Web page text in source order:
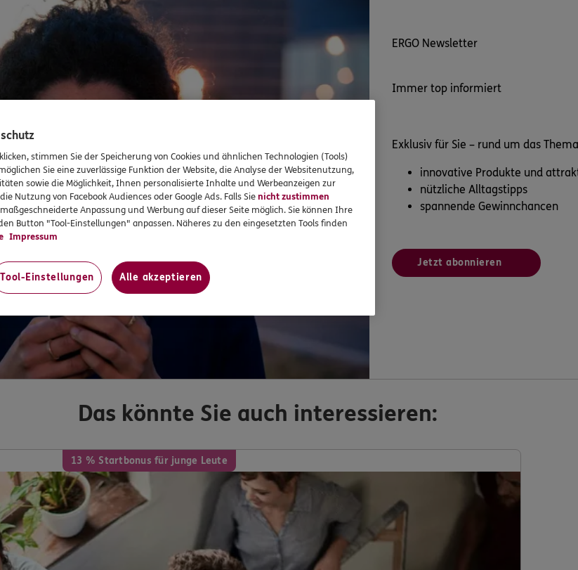
ERGO Newsletter
Immer top informiert
Exklusiv für Sie – rund um das
innovative Produkte und
nützliche Alltagstipps
spannende Gewinnchancen
Jetzt abonnieren
Das könnte Sie auch interessieren:
13 % Startbonus für junge Leute
stimmen Sie der Speicherung von Cookies und ähnlichen Technologien (Tools)
Sie eine zuverlässige Funktion der Website, die Analyse der Websitenutzung,
sowie die Möglichkeit, Ihnen personalisierte Inhalte und Werbeanzeigen zur
Nutzung von Facebook Audiences oder Google Ads. Falls Sienicht zustimmen
Anpassung und Werbung auf dieser Seite möglich. Sie können Ihre
Button "Tool-Einstellungen" anpassen. Näheres zu den eingesetzten Tools finden
Impressum
Tool-Einstellungen Alle akzeptieren